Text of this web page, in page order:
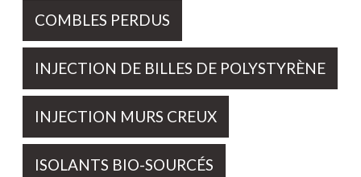
COMBLES PERDUS
INJECTION DE BILLES DE POLYSTYRÈNE
INJECTION MURS CREUX
ISOLANTS BIO-SOURCÉS